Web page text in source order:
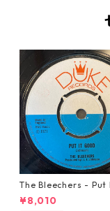
The Bleechers - Put
【7-21637】
¥8,010